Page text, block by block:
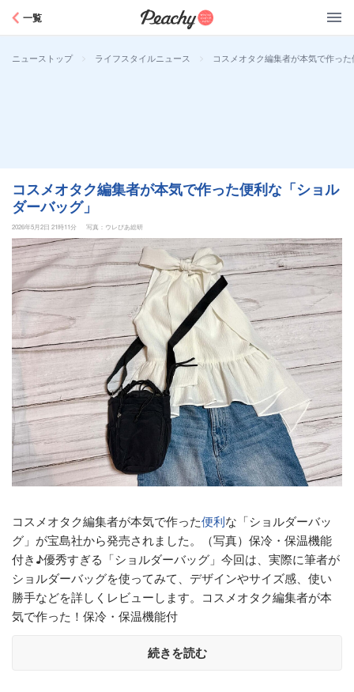
一覧
ニューストップ > ライフスタイルニュース > コスメオタク編集者が本気で作っ
コスメオタク編集者が本気で作った便利な「ショル
ダーバッグ」
2026年5月2日 21時11分 写真：ウレぴあ総研
コスメオタク編集者が本気で作った便利な「ショルダーバッ
グ」が宝島社から発売されました。（写真）保冷・保温機能
付き♪優秀すぎる「ショルダーバッグ」今回は、実際に筆者が
ショルダーバッグを使ってみて、デザインやサイズ感、使い
勝手などを詳しくレビューします。コスメオタク編集者が本
気で作った！保冷・保温機能付
続きを読む